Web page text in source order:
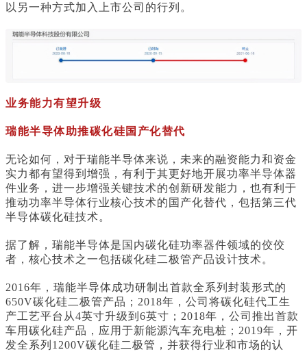
以另一种方式加入上市公司的行列。
业务能力有望升级
瑞能半导体助推碳化硅国产化替代
无论如何，对于瑞能半导体来说，未来的融资能力和资金
实力都有望得到增强，有利于其更好地开展功率半导体器
件业务，进一步增强关键技术的创新研发能力，也有利于
推动功率半导体行业核心技术的国产化替代，包括第三代
半导体碳化硅技术。
据了解，瑞能半导体是国内碳化硅功率器件领域的佼佼
者，核心技术之一包括碳化硅二极管产品设计技术。
2016年，瑞能半导体成功研制出首款全系列封装形式的
650V碳化硅二极管产品；2018年，公司将碳化硅代工生
产工艺平台从4英寸升级到6英寸；2018年，公司推出首款
车用碳化硅产品，应用于新能源汽车充电桩；2019年，开
发全系列1200V碳化硅二极管，并获得行业和市场的认